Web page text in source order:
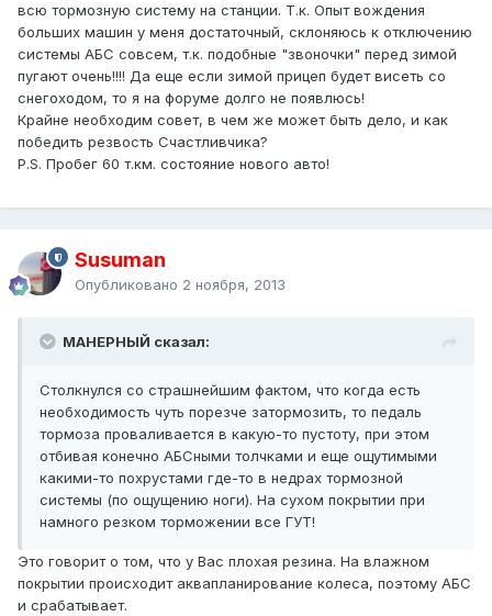
всю тормозную систему на станции. Т.к. Опыт вождения
больших машин у меня достаточный, склоняюсь к отключению
системы АБС совсем, т.к. подобные "звоночки" перед зимой
пугают очень!!!! Да еще если зимой прицеп будет висеть со
снегоходом, то я на форуме долго не появлюсь!
Крайне необходим совет, в чем же может быть дело, и как
победить резвость Счастливчика?
P.S. Пробег 60 т.км. состояние нового авто!
Susuman
Опубликовано 2 ноября, 2013
МАНЕРНЫЙ сказал:
Столкнулся со страшнейшим фактом, что когда есть
необходимость чуть порезче затормозить, то педаль
тормоза проваливается в какую-то пустоту, при этом
отбивая конечно АБСными толчками и еще ощутимыми
какими-то похрустами где-то в недрах тормозной
системы (по ощущению ноги). На сухом покрытии при
намного резком торможении все ГУТ!
Это говорит о том, что у Вас плохая резина. На влажном
покрытии происходит аквапланирование колеса, поэтому АБС
и срабатывает.